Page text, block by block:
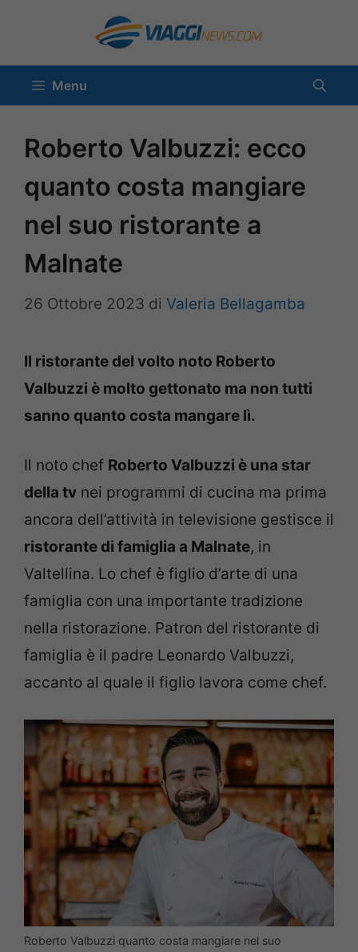
contenuto
Menu
Roberto Valbuzzi: ecco
quanto costa mangiare
nel suo ristorante a
Malnate
26 Ottobre 2023 di Valeria Bellagamba
Il ristorante del volto noto Roberto
Valbuzzi è molto gettonato ma non tutti
sanno quanto costa mangare lì.
Il noto chef Roberto Valbuzzi è una star
della tv nei programmi di cucina ma prima
ancora dell’attività in televisione gestisce il
ristorante di famiglia a Malnate, in
Valtellina. Lo chef è figlio d’arte di una
famiglia con una importante tradizione
nella ristorazione. Patron del ristorante di
famiglia è il padre Leonardo Valbuzzi,
accanto al quale il figlio lavora come chef.
Roberto Valbuzzi quanto costa mangiare nel suo